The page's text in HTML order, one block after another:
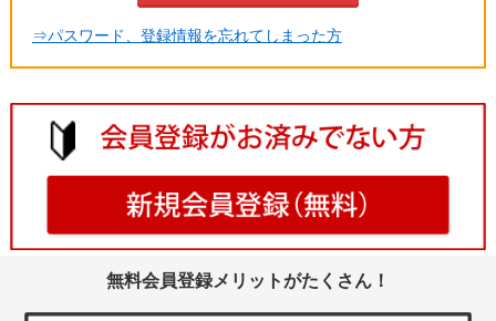
⇒パスワード、登録情報を忘れてしまった方
無料会員登録メリットがたくさん！